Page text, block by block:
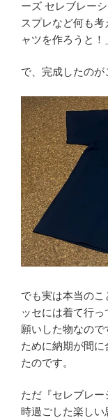
ーズ セレブレー
スプレなど何も
ャツを作ろうと
で、完成したのが
でも実は本当の
ッセには着て行
願いした物なの
ために納期が間
たのです。
ただ『セレブレ
時過ごした楽し